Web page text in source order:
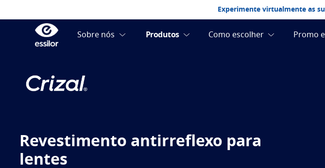
Experimente virtualmente as
Revestimento antirreflexo para
lentes